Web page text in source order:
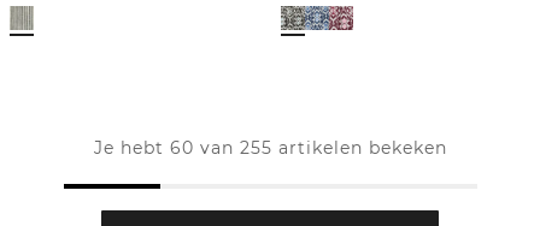
Je hebt 60 van 255 artikelen bekeken